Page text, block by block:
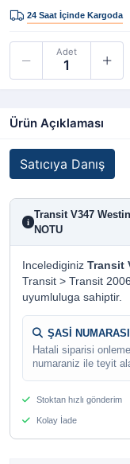
Adet
Ürün Açıklaması
Satıcıya Danış
i
Transit V347
NOTU
Incelediginiz Transit
Transit > Transit
uyumluluga sahiptir.
ŞASİ
Hatali siparisi
numaraniz ile teyit
Stoktan hızlı gönderim
Kolay İade